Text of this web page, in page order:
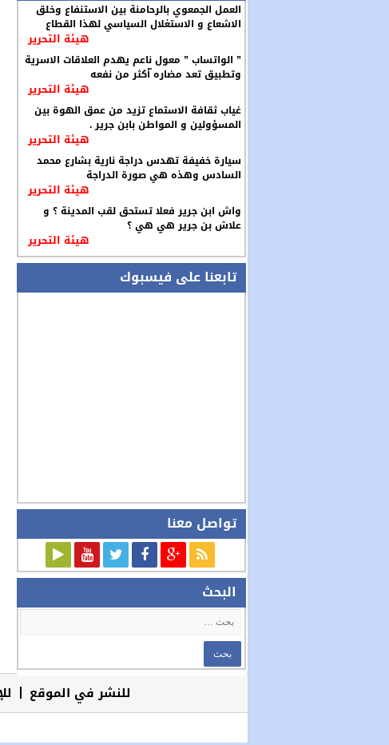
العمل الجمعوي بالرحامنة بين الاستنفاع وخلق
الاشعاع و الاستغلال السياسي لهذا القطاع
هيئة التحرير
” الواتساب ” معول ناعم يهدم العلاقات الاسرية
وتطبيق تعد مضاره ّأكثر من نفعه
هيئة التحرير
غياب ثقافة الاستماع تزيد من عمق الهوة بين
المسؤولين و المواطن بابن جرير .
هيئة التحرير
سيارة خفيفة تهدس دراجة نارية بشارع محمد
السادس وهذه هي صورة الدراجة
هيئة التحرير
واش ابن جرير فعلا تستحق لقب المدينة ؟ و
علاش بن جرير هي هي ؟
هيئة التحرير
تابعنا على فيسبوك
تواصل معنا
البحث
للنشر في الموقع